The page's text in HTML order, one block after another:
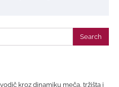
kroz dinamiku meča, tržišta i